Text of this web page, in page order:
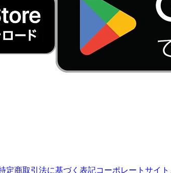
定商取引法に基づく表記コーポレートサイト